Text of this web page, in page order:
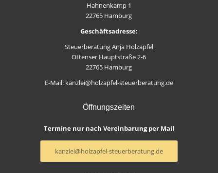
Hahnenkamp 1
22765 Hamburg
Geschäftsadresse:
Steuerberatung Anja Holzapfel
Ottenser Hauptstraße 2-6
22765 Hamburg
E-Mail: kanzlei@holzapfel-steuerberatung.de
Öffnungszeiten
Termine nur nach Vereinbarung per Mail
kanzlei@holzapfel-steuerberatung.de